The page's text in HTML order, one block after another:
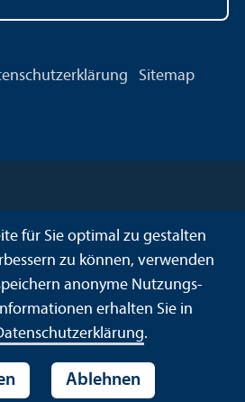
Sitemap
für Sie optimal zu gestalten
zu können, verwenden
anonyme Nutzungs­
erhalten Sie in
.
Ablehnen